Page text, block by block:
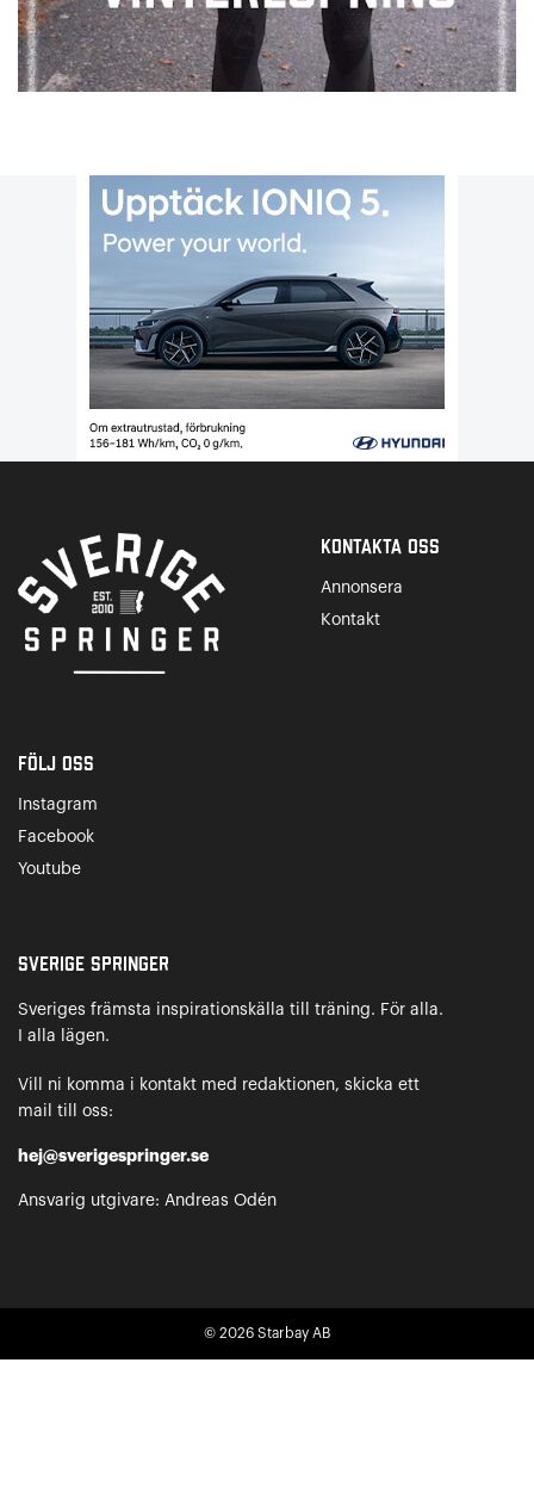
Kontakta Oss
Annonsera
Kontakt
Följ oss
Instagram
Facebook
Youtube
Sverige Springer
Sveriges främsta inspirationskälla till träning. För alla.
I alla lägen.
Vill ni komma i kontakt med redaktionen, skicka ett
mail till oss:
hej@sverigespringer.se
Ansvarig utgivare: Andreas Odén
© 2026 Starbay AB